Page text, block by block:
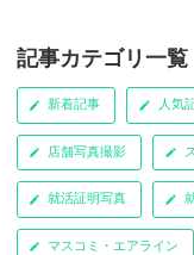
記事カテゴリ一覧
新着記事 人気
店舗写真撮影
就活証明写真
マスコミ・エアライン